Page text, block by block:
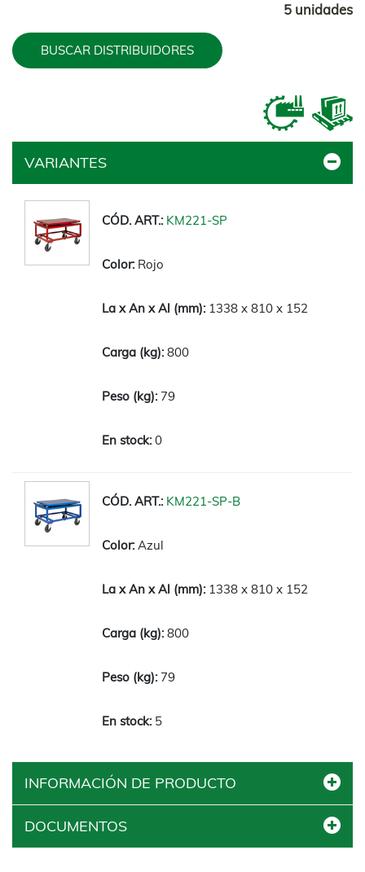
5 unidades
BUSCAR DISTRIBUIDORES
VARIANTES
KM221-SP
Rojo
1338 x 810 x 152
800
79
0
KM221-SP-B
Azul
1338 x 810 x 152
800
79
5
INFORMACIÓN DE PRODUCTO
DOCUMENTOS